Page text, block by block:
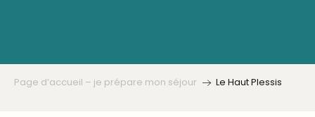
Page d’accueil – je prépare mon séjour Le Haut Plessis